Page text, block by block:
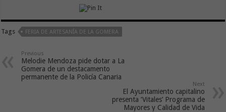
Tags FERIA DE ARTESANÍA DE LA GOMERA
Previous
Melodie Mendoza pide dotar a La
Gomera de un destacamento
permanente de la Policía Canaria
Next
El Ayuntamiento capitalino
presenta ‘Vitales’ Programa de
Mayores y Calidad de Vida